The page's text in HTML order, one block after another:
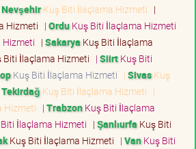
NevşehirKuş Biti İlaçlama Hizmeti |
Hizmeti | OrduKuş Biti İlaçlama Hizmeti
| Sakarya Kuş Biti İlaçlama
İlaçlama Hizmeti | SiirtKuş Biti
Kuş Biti İlaçlama Hizmeti | SivasKuş
Tekirdağ Kuş Biti İlaçlama Hizmeti |
Hizmeti | TrabzonKuş Biti İlaçlama
İlaçlama Hizmeti | Şanlıurfa Kuş Biti
Kuş Biti İlaçlama Hizmeti | VanKuş Biti